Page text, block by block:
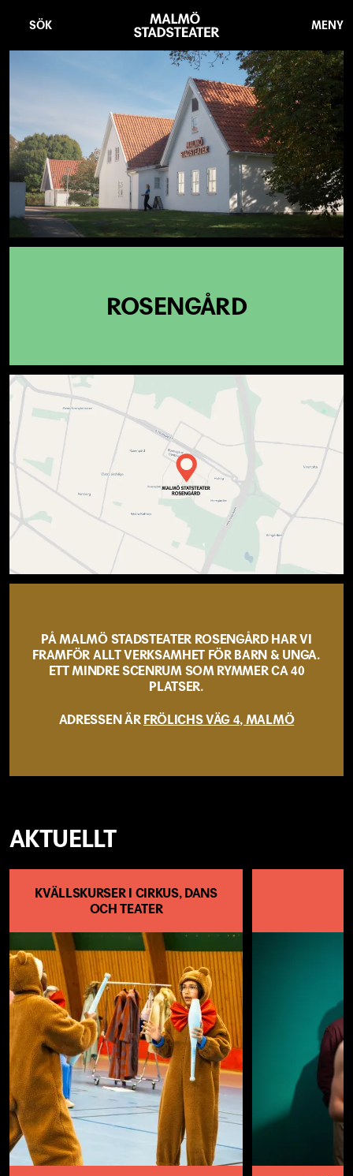
SÖK
Stadsteater
MENY
ROSENGÅRD
PÅ MALMÖ STADSTEATER ROSENGÅRD HAR VI
FRAMFÖR ALLT VERKSAMHET FÖR BARN & UNGA.
ETT MINDRE SCENRUM SOM RYMMER CA 40
PLATSER.
ADRESSEN ÄR FRÖLICHS VÄG 4, MALMÖ
AKTUELLT
KVÄLLSKURSER I CIRKUS, DANS
OCH TEATER